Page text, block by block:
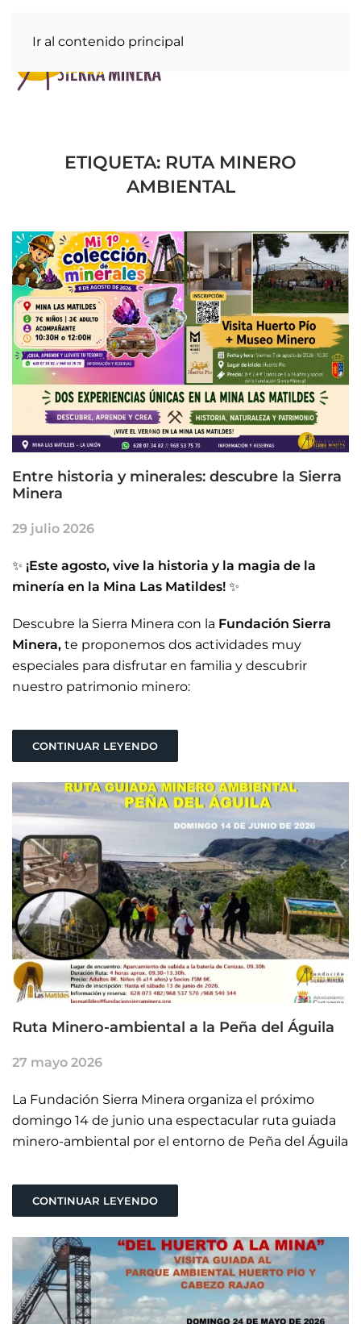
Ir al contenido principal
ETIQUETA: RUTA MINERO
AMBIENTAL
Entre historia y minerales: descubre la Sierra
Minera
29 julio 2026
✨ ¡Este agosto, vive la historia y la magia de la
minería en la Mina Las Matildes! ✨
Descubre la Sierra Minera con la Fundación Sierra
Minera, te proponemos dos actividades muy
especiales para disfrutar en familia y descubrir
nuestro patrimonio minero:
CONTINUAR LEYENDO
Ruta Minero-ambiental a la Peña del Águila
27 mayo 2026
La Fundación Sierra Minera organiza el próximo
domingo 14 de junio una espectacular ruta guiada
minero-ambiental por el entorno de Peña del Águila
CONTINUAR LEYENDO